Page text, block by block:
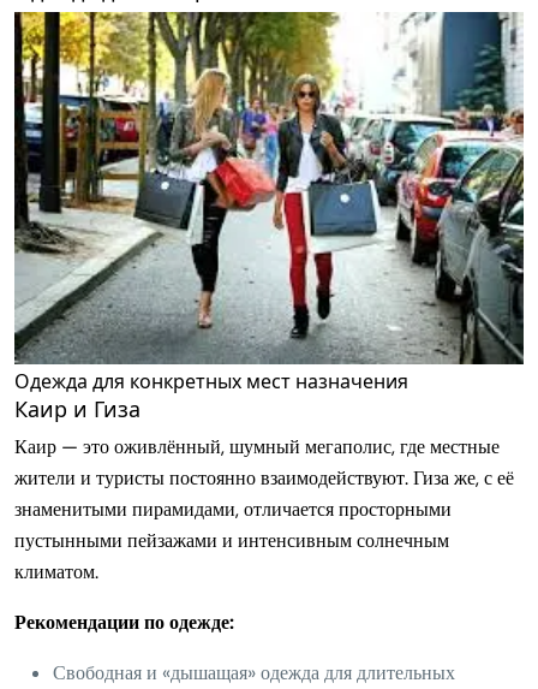
Одежда для конкретных мест назначения
Каир и Гиза
Каир — это оживлённый, шумный мегаполис, где местные
жители и туристы постоянно взаимодействуют. Гиза же, с её
знаменитыми пирамидами, отличается просторными
пустынными пейзажами и интенсивным солнечным
климатом.
Рекомендации по одежде:
Свободная и «дышащая» одежда для длительных